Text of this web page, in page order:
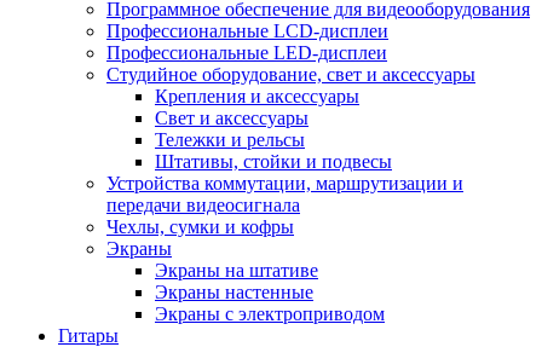
Программное обеспечение для видеооборудования
Профессиональные LCD-дисплеи
Профессиональные LED-дисплеи
Студийное оборудование, свет и аксессуары
Крепления и аксессуары
Свет и аксессуары
Тележки и рельсы
Штативы, стойки и подвесы
Устройства коммутации, маршрутизации и
передачи видеосигнала
Чехлы, сумки и кофры
Экраны
Экраны на штативе
Экраны настенные
Экраны с электроприводом
Гитары